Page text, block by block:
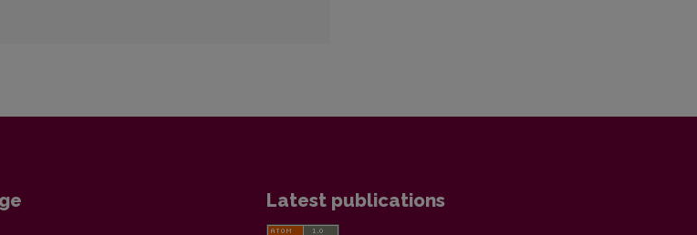
Latest publications